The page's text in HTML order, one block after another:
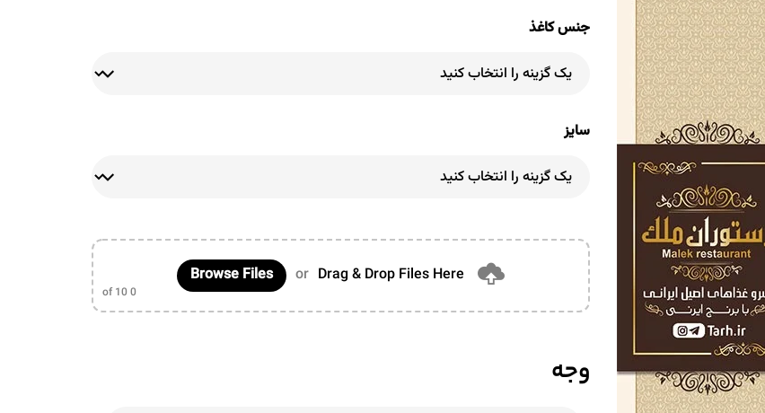
جنس کاغذ
سایز
Drag & Drop Files Here
or
Browse Files
0
وجه